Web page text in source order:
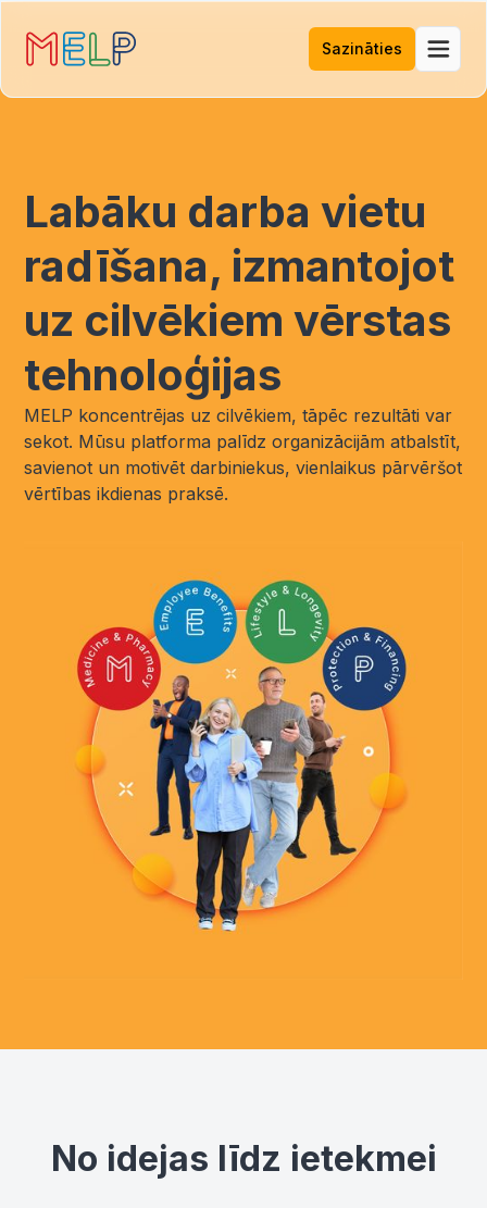
Sazināties
Labāku darba vietu
radīšana, izmantojot
uz cilvēkiem vērstas
tehnoloģijas
MELP koncentrējas uz cilvēkiem, tāpēc rezultāti var
sekot. Mūsu platforma palīdz organizācijām atbalstīt,
savienot un motivēt darbiniekus, vienlaikus pārvēršot
vērtības ikdienas praksē.
No idejas līdz ietekmei